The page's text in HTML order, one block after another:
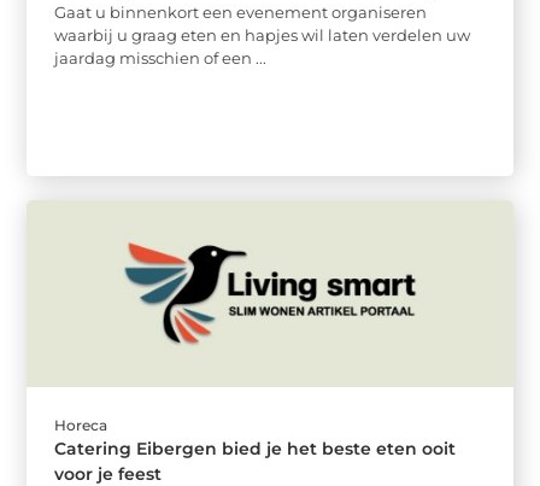
Gaat u binnenkort een evenement organiseren
waarbij u graag eten en hapjes wil laten verdelen uw
jaardag misschien of een ...
Horeca
Catering Eibergen bied je het beste eten ooit
voor je feest